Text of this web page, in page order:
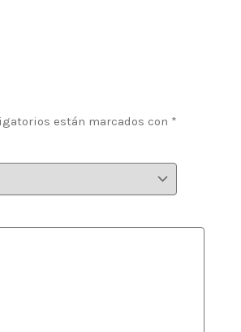
están marcados con *